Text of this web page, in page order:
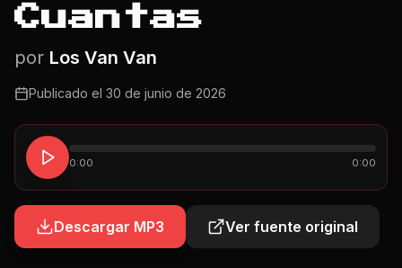
Cuantas
por Los Van Van
Publicado el 30 de junio de 2026
0:00 0:00
Descargar MP3 Ver fuente original